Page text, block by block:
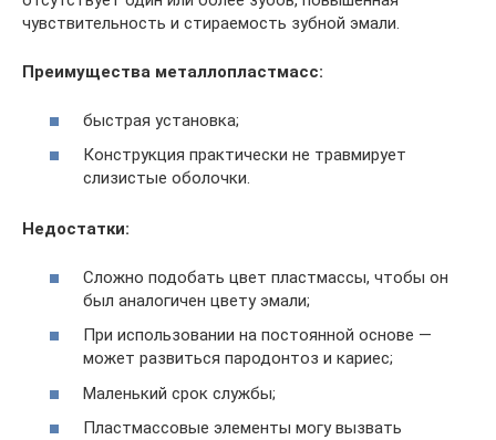
чувствительность и стираемость зубной эмали.
Преимущества металлопластмасс:
быстрая установка;
Конструкция практически не травмирует
слизистые оболочки.
Недостатки:
Сложно подобать цвет пластмассы, чтобы он
был аналогичен цвету эмали;
При использовании на постоянной основе —
может развиться пародонтоз и кариес;
Маленький срок службы;
Пластмассовые элементы могу вызвать